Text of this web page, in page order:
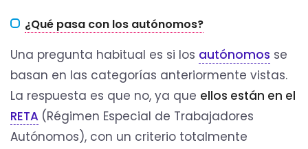
¿Qué pasa con los autónomos?
Una pregunta habitual es si los autónomos se
basan en las categorías anteriormente vistas.
La respuesta es que no, ya que ellos están en el
RETA (Régimen Especial de Trabajadores
Autónomos), con un criterio totalmente